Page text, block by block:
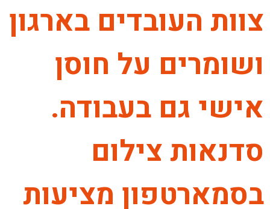
צוות העובדים בארגון
ושומרים על חוסן
אישי גם בעבודה.
סדנאות צילום
בסמארטפון מציעות